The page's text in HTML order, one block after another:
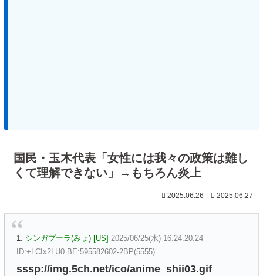
国民・玉木代表「女性には我々の政策は難し
くて理解できない」→もちろん炎上
2025.06.26 2025.06.27
1: シンガプーラ(みょ) [US] 2025/06/25(水) 16:24:20.24
ID:+LCIx2LU0 BE:595582602-2BP(5555)
sssp://img.5ch.net/ico/anime_shii03.gif